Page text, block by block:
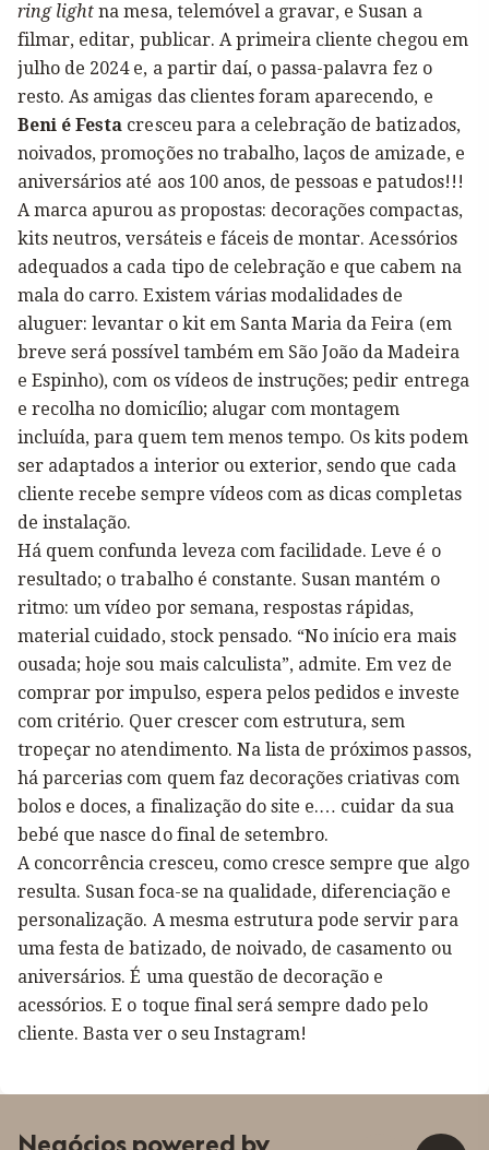
ring light na mesa, telemóvel a gravar, e Susan a
filmar, editar, publicar. A primeira cliente chegou em
julho de 2024 e, a partir daí, o passa-palavra fez o
resto. As amigas das clientes foram aparecendo, e
Beni é Festa cresceu para a celebração de batizados,
noivados, promoções no trabalho, laços de amizade, e
aniversários até aos 100 anos, de pessoas e patudos!!!
A marca apurou as propostas: decorações compactas,
kits neutros, versáteis e fáceis de montar. Acessórios
adequados a cada tipo de celebração e que cabem na
mala do carro. Existem várias modalidades de
aluguer: levantar o kit em Santa Maria da Feira (em
breve será possível também em São João da Madeira
e Espinho), com os vídeos de instruções; pedir entrega
e recolha no domicílio; alugar com montagem
incluída, para quem tem menos tempo. Os kits podem
ser adaptados a interior ou exterior, sendo que cada
cliente recebe sempre vídeos com as dicas completas
de instalação.
Há quem confunda leveza com facilidade. Leve é o
resultado; o trabalho é constante. Susan mantém o
ritmo: um vídeo por semana, respostas rápidas,
material cuidado, stock pensado. “No início era mais
ousada; hoje sou mais calculista”, admite. Em vez de
comprar por impulso, espera pelos pedidos e investe
com critério. Quer crescer com estrutura, sem
tropeçar no atendimento. Na lista de próximos passos,
há parcerias com quem faz decorações criativas com
bolos e doces, a finalização do site e.… cuidar da sua
bebé que nasce do final de setembro.
A concorrência cresceu, como cresce sempre que algo
resulta. Susan foca-se na qualidade, diferenciação e
personalização. A mesma estrutura pode servir para
uma festa de batizado, de noivado, de casamento ou
aniversários. É uma questão de decoração e
acessórios. E o toque final será sempre dado pelo
cliente. Basta ver o seu Instagram!